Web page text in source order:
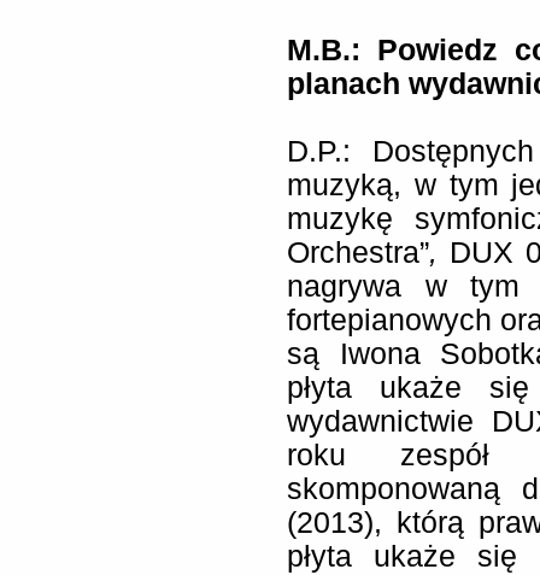
M.B.: Powiedz
planach
D.P.:
muzyką, w tym
muzykę
Orchestra”, DUX
nagrywa w tym
fortepianowych
są Iwona
płyta ukaże
wydawnictwie
roku zespół
skomponowaną
(2013), którą
płyta ukaże się